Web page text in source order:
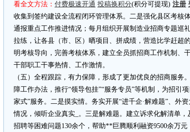
看全文方法： 付费极速开通 投稿换积分(积分可提现) 注册
收集到签约建设全流程闭环管理体系。二是强化县区考核
通报重点工作推进情况；每月组织开展制造业招商专题巡
拉练，让各县（市、区）晒项目、拼成绩，营造比学赶超
明考核导向，完善考核体系，建立全员抓招商工作机制、
干部职工干事热情、工作激情。
（五）全程跟踪，有力保障，形成了更加优良的招商服务
障工作办法，推行“领导包挂”“服务专员”等机制，为招引
家式”服务。二是摸实情。务实开展“进千企·解难题”、外
情况，倾听企业真实_。三是解难题。建立诉求化解清单
招聘等困难问题130余个，帮助**巨腾顺利融资9500余万